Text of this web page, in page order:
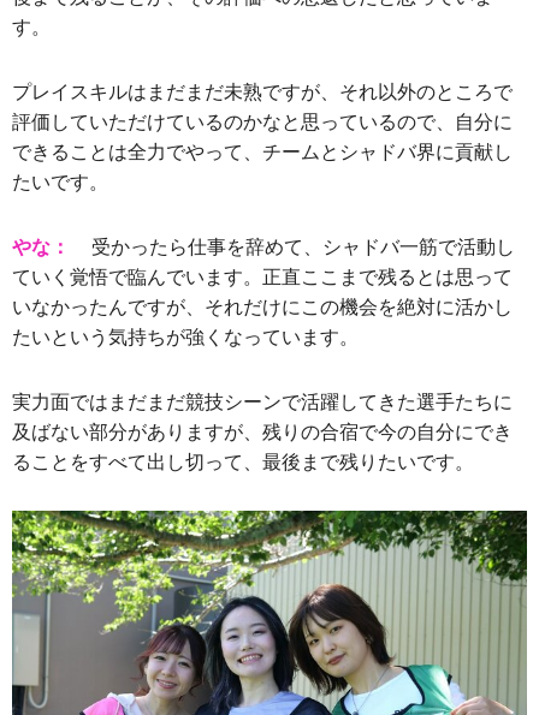
す。
プレイスキルはまだまだ未熟ですが、それ以外のところで
評価していただけているのかなと思っているので、自分に
できることは全力でやって、チームとシャドバ界に貢献し
たいです。
やな：
受かったら仕事を辞めて、シャドバ一筋で活動し
ていく覚悟で臨んでいます。正直ここまで残るとは思って
いなかったんですが、それだけにこの機会を絶対に活かし
たいという気持ちが強くなっています。
実力面ではまだまだ競技シーンで活躍してきた選手たちに
及ばない部分がありますが、残りの合宿で今の自分にでき
ることをすべて出し切って、最後まで残りたいです。